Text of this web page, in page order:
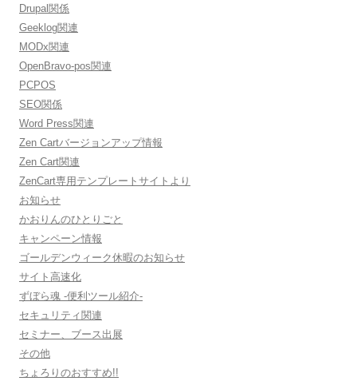
Drupal関係
Geeklog関連
MODx関連
OpenBravo-pos関連
PCPOS
SEO関係
Word Press関連
Zen Cartバージョンアップ情報
Zen Cart関連
ZenCart専用テンプレートサイトより
お知らせ
かおりんのひとりごと
キャンペーン情報
ゴールデンウィーク休暇のお知らせ
サイト高速化
ずぼら魂 -便利ツール紹介-
セキュリティ関連
セミナー、ブース出展
その他
ちょろりのおすすめ!!